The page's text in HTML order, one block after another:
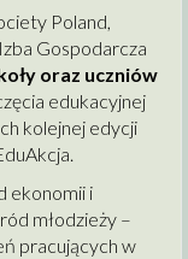
Poland,
Gospodarcza
oraz uczniów
edukacyjnej
kolejnej edycji
ekonomii i
młodzieży –
pracujących w